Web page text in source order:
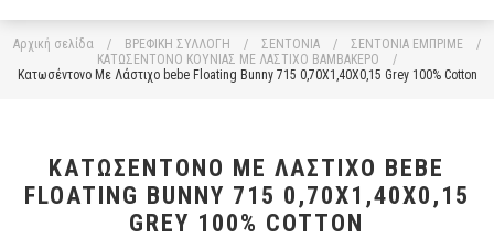
Αρχική σελίδα / ΒΡΕΦΙΚΗ ΣΥΛΛΟΓΗ / ΣΕΝΤΟΝΙΑ / ΣΕΝΤΟΝΙΑ ΕΜΠΡΙΜΕ
/
ΚΑΤΩΣΕΝΤΟΝΟ ΚΟΥΝΙΑΣ ΜΕ ΛΑΣΤΙΧΟ ΒΑΜΒΑΚΕΡΟ
/
Κατωσέντονο Με Λάστιχο bebe Floating Bunny 715 0,70X1,40X0,15 Grey 100% Cotton
ΚΑΤΩΣΈΝΤΟΝΟ ΜΕ ΛΆΣΤΙΧΟ BEBE
FLOATING BUNNY 715 0,70X1,40X0,15
GREY 100% COTTON